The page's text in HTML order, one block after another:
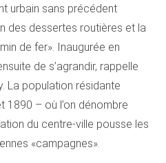
urbain sans précédent
des dessertes routières et la
de fer». Inaugurée en
de s’agrandir, rappelle
La population résidante
1890 – où l’on dénombre
du centre-ville pousse les
«campagnes».